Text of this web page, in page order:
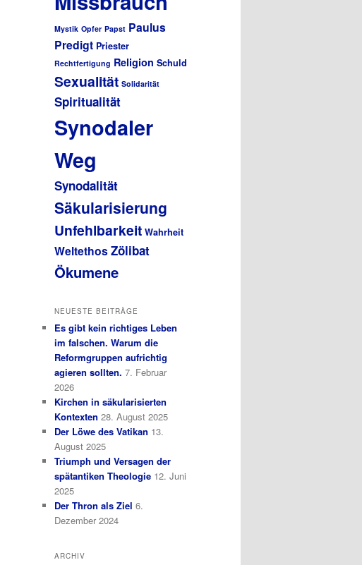
Mystik Opfer Papst Paulus
Predigt Priester
Rechtfertigung Religion Schuld
Sexualität Solidarität
Spiritualität
Synodaler
Weg
Synodalität
Säkularisierung
Unfehlbarkeit Wahrheit
WeltethosZölibat
Ökumene
NEUESTE BEITRÄGE
Es gibt kein richtiges Leben
im falschen. Warum die
Reformgruppen aufrichtig
agieren sollten. 7. Februar
2026
Kirchen in säkularisierten
Kontexten 28. August 2025
Der Löwe des Vatikan 13.
August 2025
Triumph und Versagen der
spätantiken Theologie 12. Juni
2025
Der Thron als Ziel 6.
Dezember 2024
ARCHIV